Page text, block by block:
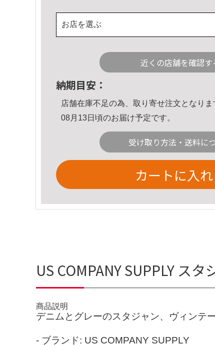
お店を選ぶ
近くの店舗を確認す
納期目安：
店舗在庫不足の為、取り寄せ注文となりま
08月13日頃のお届け予定です。
受け取り方法・送料に
カートに入
US COMPANY SUPPLY ス
商品説明
デニムとグレーのスタジャン、ヴィンテ
- ブランド: US COMPANY SUPPLY